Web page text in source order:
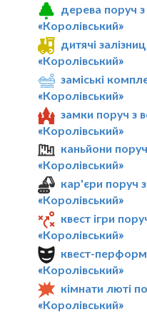
дерева поруч
«Королівський»
дитячі
«Королівський»
заміські
«Королівський»
замки поруч з
«Королівський»
каньйони
«Королівський»
кар'єри поруч
«Королівський»
квест ігри
«Королівський»
квест-
«Королівський»
кімнати люті
«Королівський»